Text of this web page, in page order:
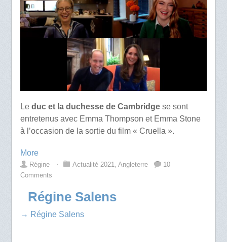
Leduc et la duchesse de Cambridgese sont
entretenus avec Emma Thompson et Emma Stone
à l’occasion de la sortie du film « Cruella ».
More
Régine ⋅ Actualité 2021, Angleterre
10
Comments
Régine Salens
→ Régine Salens